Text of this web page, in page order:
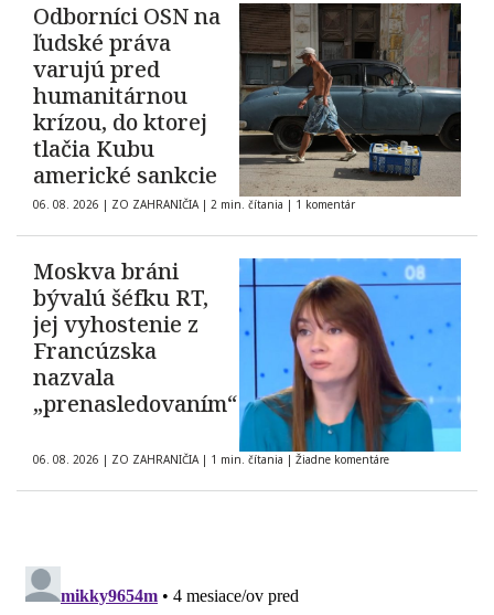
Odborníci OSN na
ľudské práva
varujú pred
humanitárnou
krízou, do ktorej
tlačia Kubu
americké sankcie
06. 08. 2026 | ZO ZAHRANIČIA | 2 min. čítania | 1 komentár
Moskva bráni
bývalú šéfku RT,
jej vyhostenie z
Francúzska
nazvala
„prenasledovaním“
06. 08. 2026 | ZO ZAHRANIČIA | 1 min. čítania | Žiadne komentáre